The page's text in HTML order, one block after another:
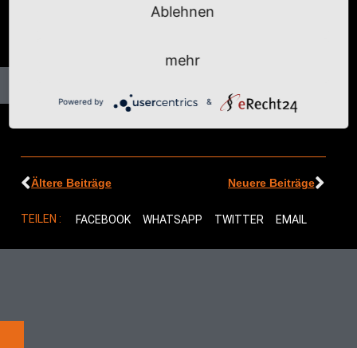
Ältere Beiträge Neuere Beiträge
TEILEN : FACEBOOK WHATSAPP TWITTER EMAIL
Ablehnen
mehr
Powered by &